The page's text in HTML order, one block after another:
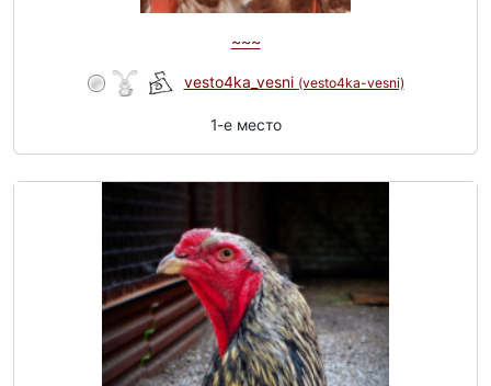
~~~
vesto4ka_vesni (vesto4ka-vesni)
1-e место